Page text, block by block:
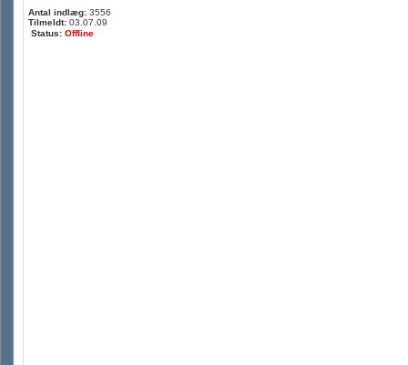
Antal indlæg: 3556
Tilmeldt: 03.07.09
Status: Offline